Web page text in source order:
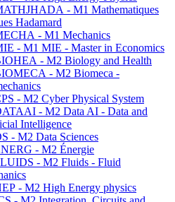
- M1 Mathematiques
Hadamard
- M1 Mechanics
- M1 MIE - Master in Economics
- M2 Biology and Health
- M2 Biomeca -
- M2 Cyber Physical System
- M2 Data AI - Data and
Intelligence
- M2 Data Sciences
- M2 Énergie
- M2 Fluids - Fluid
- M2 High Energy physics